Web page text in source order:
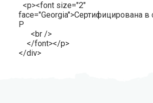
<p><font size="2"
face="Georgia">Сертифицирована в
Р
<br />
</font></p>
</div>